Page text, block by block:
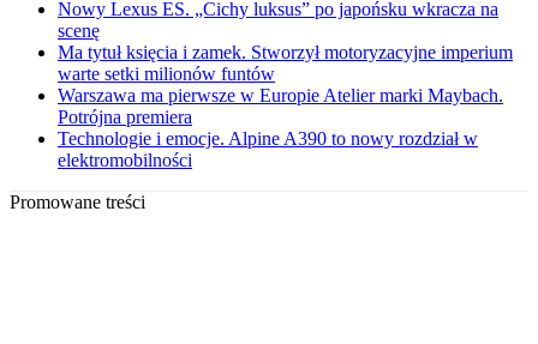
Nowy Lexus ES. „Cichy luksus” po japońsku wkracza na
scenę
Ma tytuł księcia i zamek. Stworzył motoryzacyjne imperium
warte setki milionów funtów
Warszawa ma pierwsze w Europie Atelier marki Maybach.
Potrójna premiera
Technologie i emocje. Alpine A390 to nowy rozdział w
elektromobilności
Promowane treści